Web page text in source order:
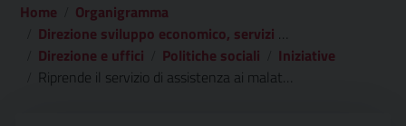
Home
Organigramma
Direzione sviluppo economico, servizi sociali, turistici e culturali
Direzione e uffici
Politiche sociali
Iniziative
Riprende il servizio di assistenza ai malati di alzheimer